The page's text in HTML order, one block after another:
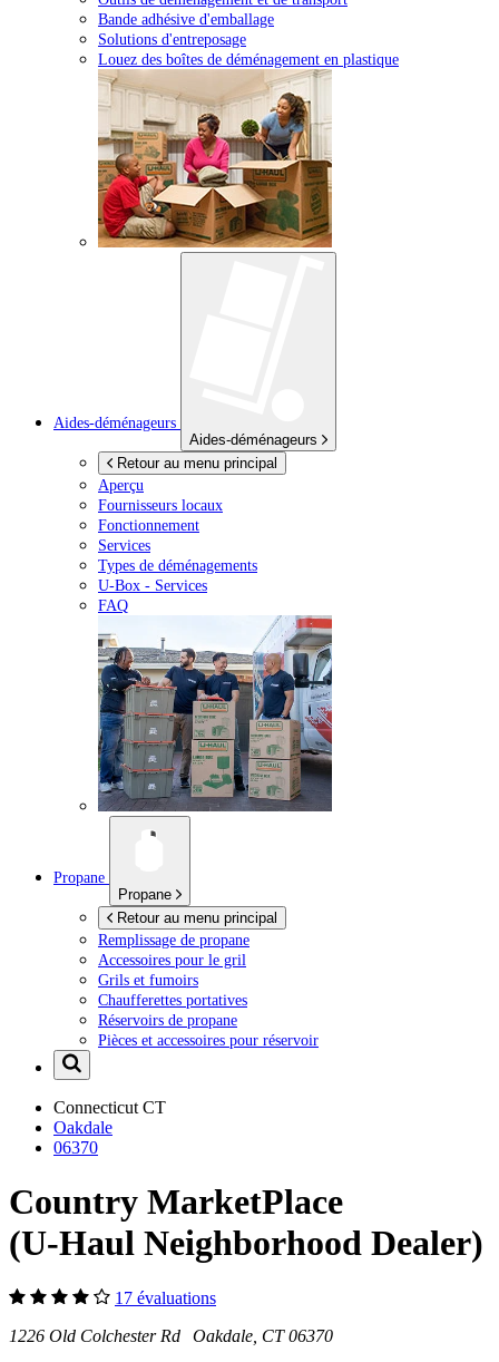
Bande adhésive d'emballage
Solutions d'entreposage
Louez des boîtes de déménagement en plastique
Aides-déménageurs
Aides-déménageurs
Retour au menu principal
Aperçu
Fournisseurs locaux
Fonctionnement
Services
Types de déménagements
U-Box - Services
FAQ
Propane
Propane
Retour au menu principal
Remplissage de propane
Accessoires pour le gril
Grils et fumoirs
Chaufferettes portatives
Réservoirs de propane
Pièces et accessoires pour réservoir
Connecticut CT
Oakdale
06370
Country MarketPlace
(U-Haul Neighborhood Dealer)
17 évaluations
1226 Old Colchester Rd Oakdale, CT 06370